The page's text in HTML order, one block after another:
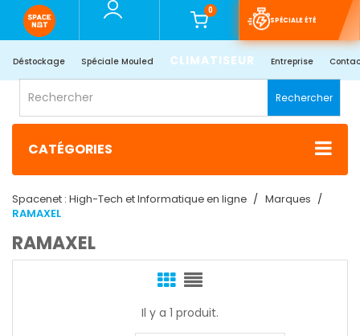
0
SPÉCIALE ÉTÉ
Déstockage Spéciale Mouled CLIMATISEUR Entreprise
Rechercher
CATÉGORIES
Spacenet : High-Tech et Informatique en ligne
Marques
RAMAXEL
RAMAXEL
Il y a 1 produit.